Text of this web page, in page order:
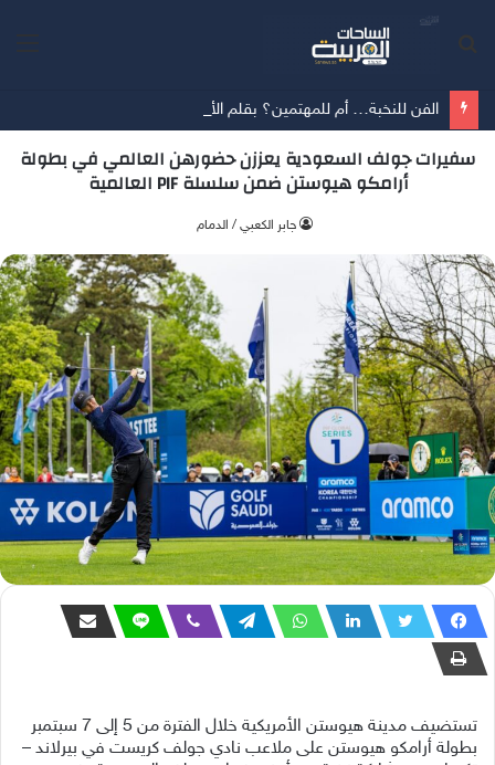
الفن للنخبة… أم للمهتمين؟ بقلم الأستاذة / ماريا الخنيزي
سفيرات جولف السعودية يعززن حضورهن العالمي في بطولة
أرامكو هيوستن ضمن سلسلة PIF العالمية
جابر الكعبي / الدمام
تستضيف مدينة هيوستن الأمريكية خلال الفترة من 5 إلى 7 سبتمبر
بطولة أرامكو هيوستن على ملاعب نادي جولف كريست في بيرلاند –